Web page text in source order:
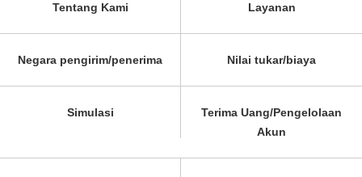
Tentang Kami Layanan
Negara pengirim/penerima Nilai tukar/biaya
Simulasi
Terima Uang/Pengelolaan
Akun